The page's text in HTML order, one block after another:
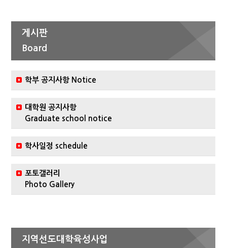
게시판
Board
학부 공지사항 Notice
대학원 공지사항
Graduate school notice
학사일정 schedule
포토갤러리
Photo Gallery
지역선도대학육성사업